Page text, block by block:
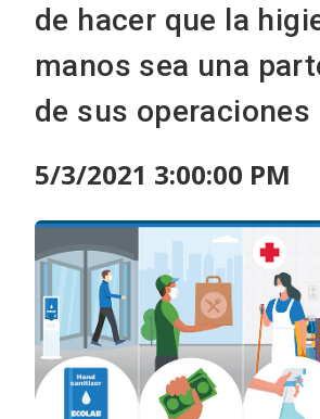
de hacer que la
manos sea una
de sus operaciones
5/3/2021 3:00:00 PM